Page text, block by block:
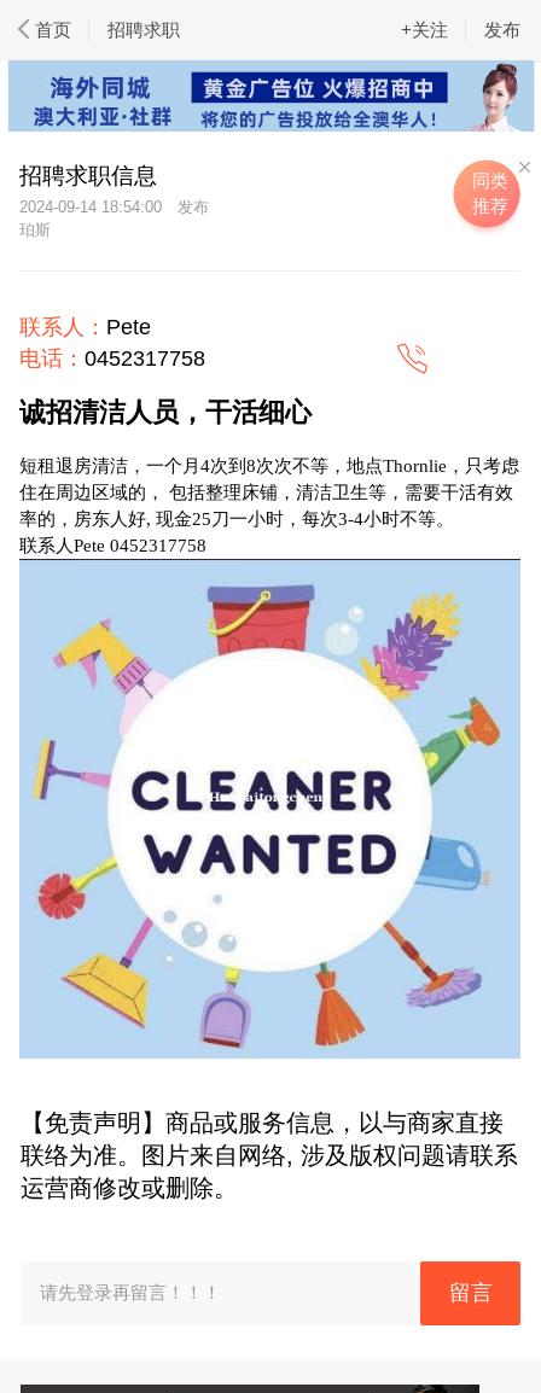
首页 招聘求职 发布
+关注
招聘求职信息
2024-09-14 18:54:00
珀斯
联系人： Pete
电话： 0452317758
诚招清洁人员，干活细心
短租退房清洁，一个月4次到8次次不等，地点Thornlie，只考虑
住在周边区域的， 包括整理床铺，清洁卫生等，需要干活有效
率的，房东人好, 现金25刀一小时，每次3-4小时不等。
联系人Pete 0452317758
【免责声明】商品或服务信息，以与商家直接
联络为准。图片来自网络, 涉及版权问题请联系
运营商修改或删除。
请先登录再留言！！！ 留言
同类
推荐